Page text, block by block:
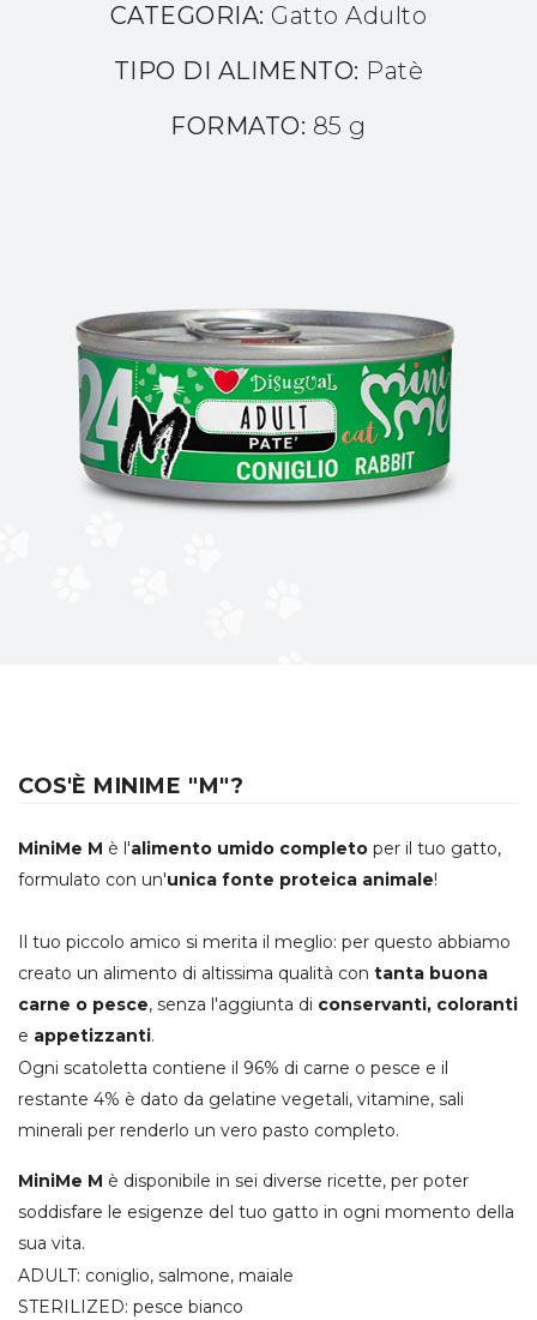
CATEGORIA: Gatto Adulto
TIPO DI ALIMENTO: Patè
FORMATO: 85 g
COS'È MINIME "M"?
MiniMe M è l'alimento umido completo per il tuo gatto,
formulato con un'unica fonte proteica animale!
Il tuo piccolo amico si merita il meglio: per questo abbiamo
creato un alimento di altissima qualità con tanta buona
carne o pesce, senza l'aggiunta di conservanti, coloranti
e appetizzanti.
Ogni scatoletta contiene il 96% di carne o pesce e il
restante 4% è dato da gelatine vegetali, vitamine, sali
minerali per renderlo un vero pasto completo.
MiniMe M è disponibile in sei diverse ricette, per poter
soddisfare le esigenze del tuo gatto in ogni momento della
sua vita.
ADULT: coniglio, salmone, maiale
STERILIZED: pesce bianco